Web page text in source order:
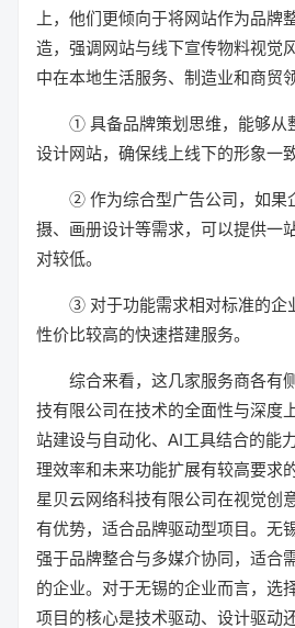
上，他们更倾向于将网站作为品牌
造，强调网站与线下宣传物料视觉
中在本地生活服务、制造业和商贸领
① 具备品牌策划思维，能够从
设计网站，确保线上线下的形象一致
② 作为综合型广告公司，如果
摄、画册设计等需求，可以提供一
对较低。
③ 对于功能需求相对标准的企
性价比较高的快速搭建服务。
综合来看，这几家服务商各有
技有限公司在技术的全面性与深度
站建设与自动化、AI工具结合的能
理效率和未来功能扩展有较高要求
星贝云网络科技有限公司在视觉创
有优势，适合品牌驱动型项目。无
强于品牌整合与多媒介协同，适合
的企业。对于无锡的企业而言，选
项目的核心是技术驱动、设计驱动